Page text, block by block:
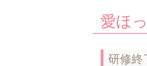
愛ほ
研修終